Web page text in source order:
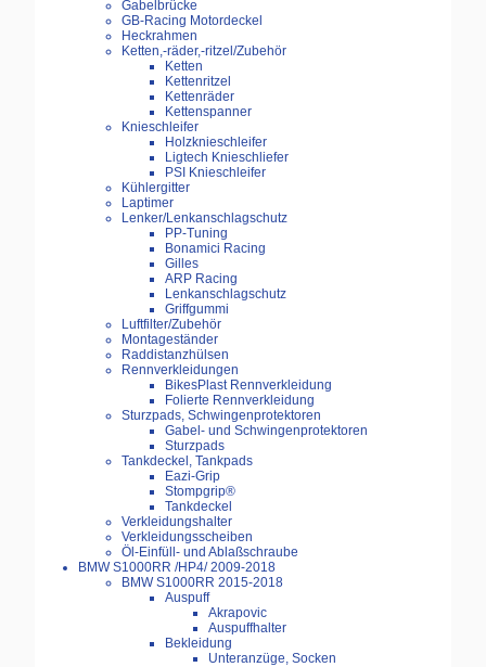
Gabelbrücke
GB-Racing Motordeckel
Heckrahmen
Ketten,-räder,-ritzel/Zubehör
Ketten
Kettenritzel
Kettenräder
Kettenspanner
Knieschleifer
Holzknieschleifer
Ligtech Knieschliefer
PSI Knieschleifer
Kühlergitter
Laptimer
Lenker/Lenkanschlagschutz
PP-Tuning
Bonamici Racing
Gilles
ARP Racing
Lenkanschlagschutz
Griffgummi
Luftfilter/Zubehör
Montageständer
Raddistanzhülsen
Rennverkleidungen
BikesPlast Rennverkleidung
Folierte Rennverkleidung
Sturzpads, Schwingenprotektoren
Gabel- und Schwingenprotektoren
Sturzpads
Tankdeckel, Tankpads
Eazi-Grip
Stompgrip®
Tankdeckel
Verkleidungshalter
Verkleidungsscheiben
Öl-Einfüll- und Ablaßschraube
BMW S1000RR /HP4/ 2009-2018
BMW S1000RR 2015-2018
Auspuff
Akrapovic
Auspuffhalter
Bekleidung
Unteranzüge, Socken